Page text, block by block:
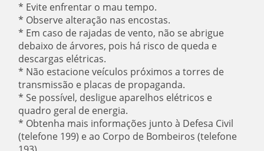
* Evite enfrentar o mau tempo.
* Observe alteração nas encostas.
* Em caso de rajadas de vento, não se abrigue
debaixo de árvores, pois há risco de queda e
descargas elétricas.
* Não estacione veículos próximos a torres de
transmissão e placas de propaganda.
* Se possível, desligue aparelhos elétricos e
quadro geral de energia.
* Obtenha mais informações junto à Defesa Civil
(telefone 199) e ao Corpo de Bombeiros (telefone